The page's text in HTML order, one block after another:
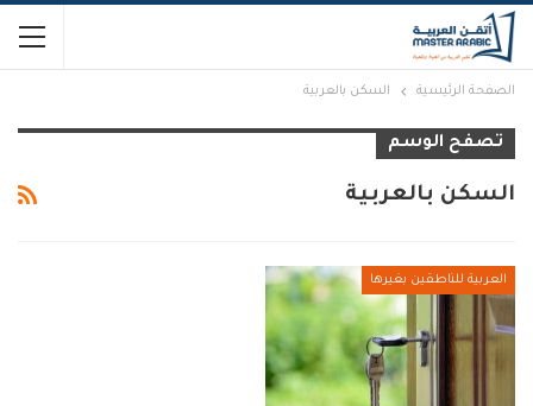
الصفحة الرئيسية السكن بالعربية
تصفح الوسم
السكن بالعربية
العربية للناطقين بغيرها